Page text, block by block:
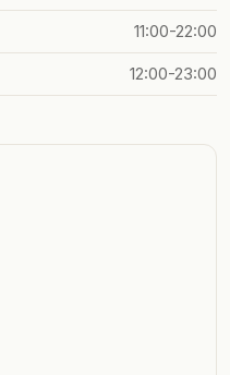
11:00-22:00
12:00-23:00